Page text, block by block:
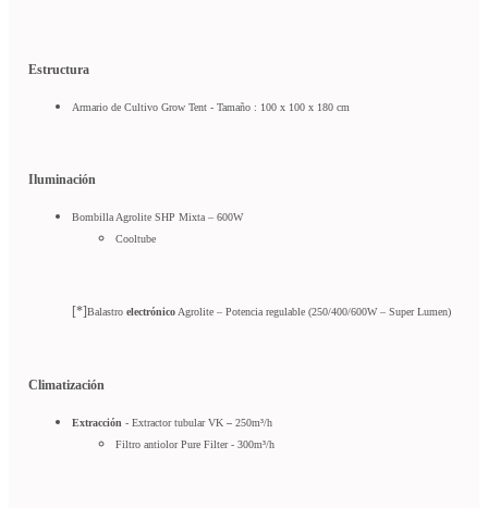
Estructura
Armario de Cultivo Grow Tent - Tamaño : 100 x 100 x 180 cm
Iluminación
Bombilla Agrolite SHP Mixta – 600W
Cooltube
[*]Balastro electrónicoAgrolite – Potencia regulable (250/400/600W – Super Lumen)
Climatización
Extracción - Extractor tubular VK – 250m³/h
Filtro antiolor Pure Filter - 300m³/h